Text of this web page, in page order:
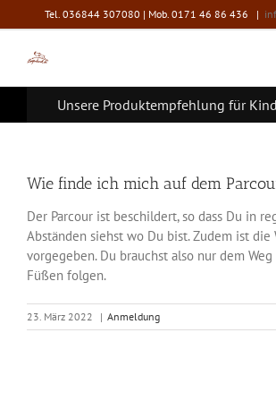
Inhalt
springen
Tel. 036844 307080 | Mob. 0171 46 86 436 |
Unsere Produktempfehlung für
Wie finde ich mich auf dem
Der Parcour ist beschildert, so dass Du in
Abständen siehst wo Du bist. Zudem ist die
vorgegeben. Du brauchst also nur dem
Füßen folgen.
23. März 2022 | Anmeldung